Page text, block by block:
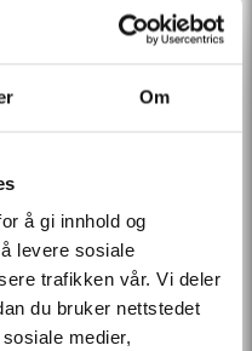
Om
å gi innhold og
levere sosiale
trafikken vår. Vi deler
du bruker nettstedet
medier,